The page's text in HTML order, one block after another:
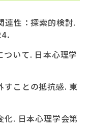
連性：探索的検討.
ついて. 日本心理学
すことの抵抗感. 東
化. 日本心理学会第